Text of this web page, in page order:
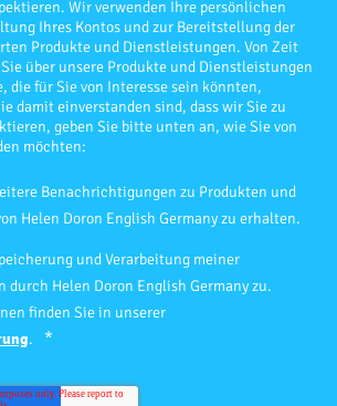
Wir verwenden Ihre persönlichen
Ihres Kontos und zur Bereitstellung der
Produkte und Dienstleistungen. Von Zeit
über unsere Produkte und Dienstleistungen
die für Sie von Interesse sein könnten,
damit einverstanden sind, dass wir Sie zu
geben Sie bitte unten an, wie Sie von
möchten:
Benachrichtigungen zu Produkten und
Helen Doron English Germany zu erhalten.
und Verarbeitung meiner
durch Helen Doron English Germany zu.
finden Sie in unserer
. *